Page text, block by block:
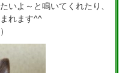
いよ～と鳴いてくれたり、
れます^^